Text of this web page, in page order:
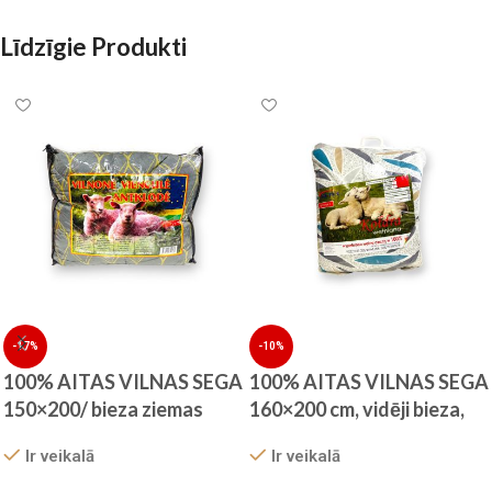
Līdzīgie Produkti
-17%
100% AITAS VILNAS SEGA
150×200/ bieza ziemas
Ir veikalā
-10%
100% AITAS VILNAS SEGA
160×200 cm, vidēji bieza,
Ir veikalā